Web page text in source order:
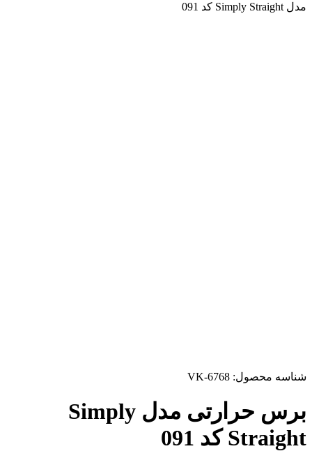
مدل Simply Straight کد 091
شناسه محصول: VK-6768
برس حرارتی مدل Simply
Straight کد 091